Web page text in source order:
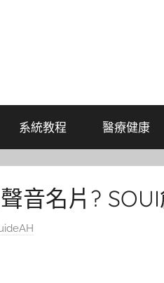
系統教程 醫療健康
音名片?